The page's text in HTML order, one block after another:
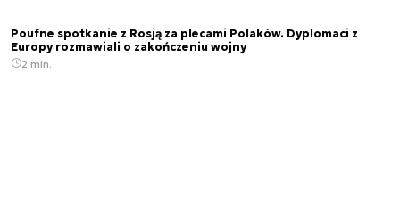
Poufne spotkanie z Rosją za plecami Polaków. Dyplomaci z
Europy rozmawiali o zakończeniu wojny
2 min.